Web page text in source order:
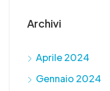
Archivi
Aprile 2024
Gennaio 2024